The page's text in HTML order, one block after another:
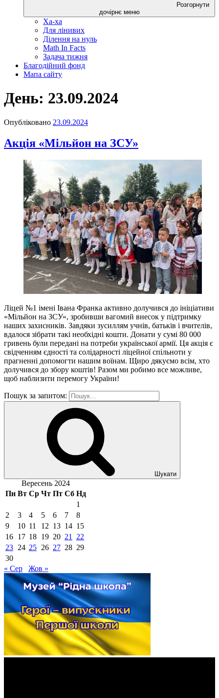
Розгорнути
дочірнє меню
Ха-ха
Для лінивих
Ділення на нуль
Math In Facts
Задача тижня
Благодійний фонд
Мапа сайту
День: 23.09.2024
Опубліковано 23.09.2024
Акція «Мільйон на ЗСУ»
Ліцей №1 імені Івана Франка активно долучився до ініціативи
«Мільйон на ЗСУ», зробивши вагомий внесок у підтримку
наших захисників. Завдяки зусиллям учнів, батьків і вчителів,
вдалося зібрати такі необхідні кошти. Донати у сумі 80 000
гривень були передані на потреби української армії. Ця акція є
свідченням єдності та солідарності ліцейної спільноти у
прагненні допомогти нашим воїнам. Щиро дякуємо всім, хто
долучився до збору коштів! Разом ми робимо все можливе,
щоб наблизити перемогу України!
Пошук за запитом:
Шукати
Вересень 2024
Пн Вт Ср Чт Пт Сб Нд
1
2
3 4 5 6 7
8
9
10 11 12 13 14 15
16 17 18 19 20 21
22
23 24 25 26 27 28 29
30
« Сер
Жов »